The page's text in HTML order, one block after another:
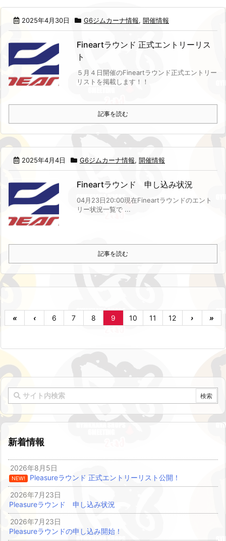
2025年4月30日 G6ジムカーナ情報, 開催情報
Fineartラウンド 正式エントリーリス
ト
５月４日開催のFineartラウンド正式エントリー
リストを掲載します！！
記事を読む
2025年4月4日 G6ジムカーナ情報, 開催情報
Fineartラウンド 申し込み状況
04月23日20:00現在Fineartラウンドのエント
リー状況一覧で ...
記事を読む
« ‹ 6 7 8 9 10 11 12 › »
新着情報
2026年8月5日
NEW!
Pleasureラウンド 正式エントリーリスト公開！
2026年7月23日
Pleasureラウンド 申し込み状況
2026年7月23日
Pleasureラウンドの申し込み開始！